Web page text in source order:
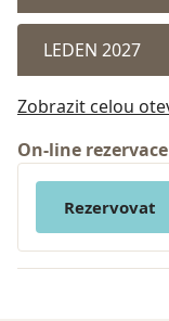
LEDEN 2027
Zobrazit celou
On-line rezervace
Rezervovat